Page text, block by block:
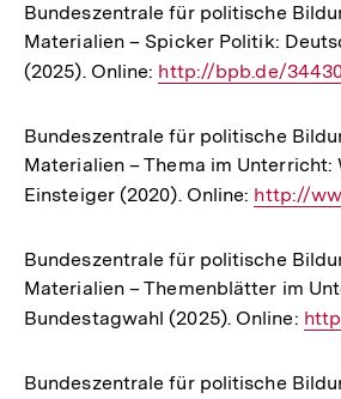
Bundeszentrale für politische
Materialien – Spicker Politik:
(2025). Online: Interner
http://bpb.de/
Bundeszentrale für politische
Materialien – Thema im Unterricht:
Einsteiger (2020). Online: Interner
http://
Bundeszentrale für politische
Materialien – Themenblätter im
Bundestagwahl (2025). Online:
Bundeszentrale für politische